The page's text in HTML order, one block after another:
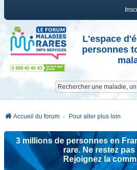
L'espace
personnes
Accueil du forum Pour aller plus loin
3 millions de personnes en
rare. Ne restez pas
Rejoignez la